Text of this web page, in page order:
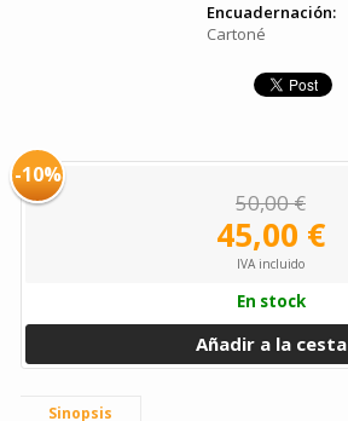
Encuadernación:
Cartoné
-10%
50,00 €
45,00 €
IVA incluido
En stock
Añadir a la cesta
Sinopsis